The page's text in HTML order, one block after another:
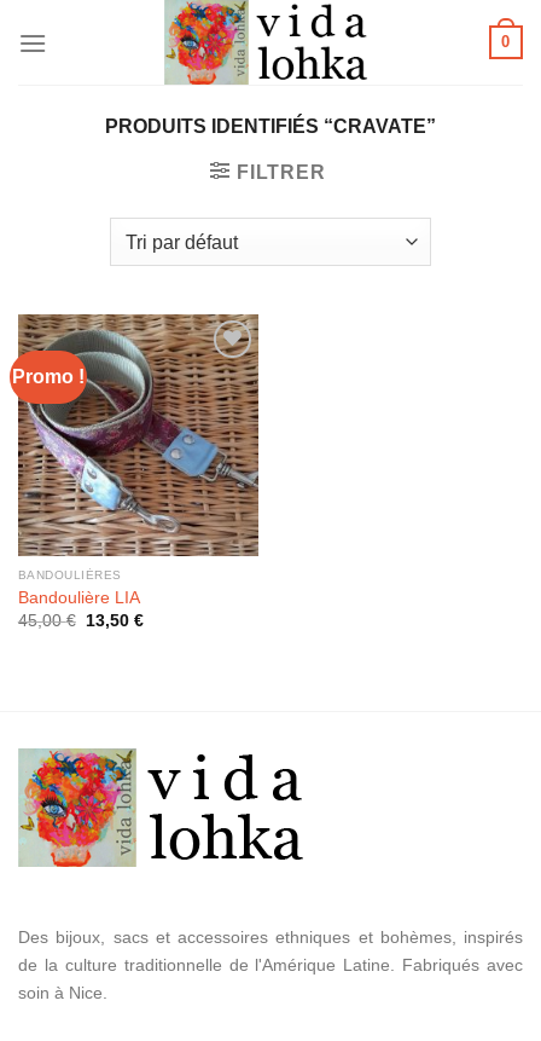
0
PRODUITS IDENTIFIÉS “CRAVATE”
FILTRER
Promo !
Ajouter
à la
wishlist
BANDOULIÈRES
Bandoulière LIA
45,00€ 13,50 €
Des bijoux, sacs et accessoires ethniques et bohèmes, inspirés
de la culture traditionnelle de l'Amérique Latine. Fabriqués avec
soin à Nice.